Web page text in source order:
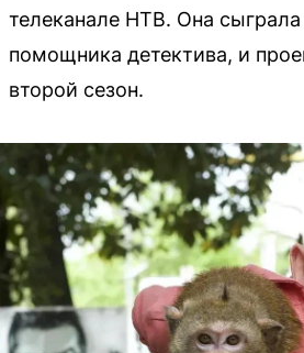
телеканале НТВ. Она сыграла
помощника детектива, и
второй сезон.